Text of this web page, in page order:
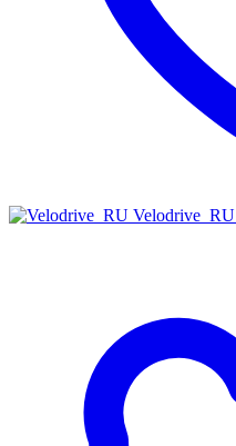
Velodrive_RU